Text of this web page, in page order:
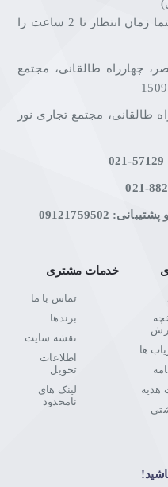
(به علت حجم بالای سفارشات، حتما زمان انتظار تا 2 ساعت را
چهارراه طالقانی، مجتمع
طالقانی، مجتمع تجاری نور
09121759502
ها
هدیه
خدمات مشتری
تماس با ما
برندها
نقشه سایت
اطلاعات
تحویل
لینک های
نامحدود